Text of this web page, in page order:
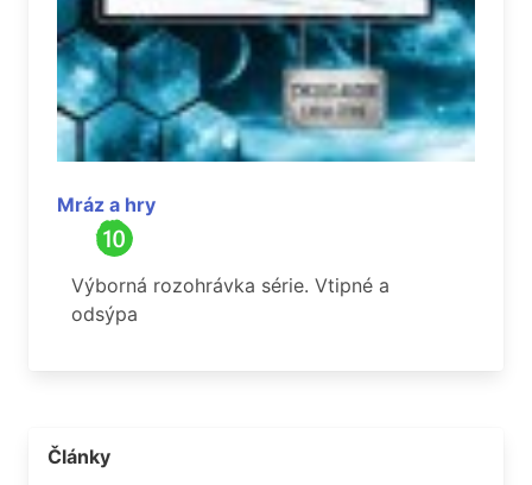
Mráz a hry
Výborná rozohrávka série. Vtipné a
odsýpa
Články